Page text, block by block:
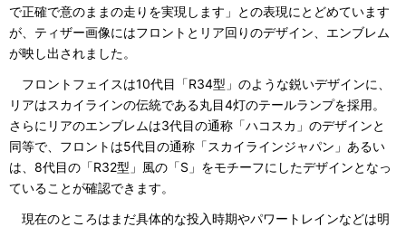
で正確で意のままの走りを実現します」との表現にとどめています
が、ティザー画像にはフロントとリア回りのデザイン、エンブレム
が映し出されました。
フロントフェイスは10代目「R34型」のような鋭いデザインに、
リアはスカイラインの伝統である丸目4灯のテールランプを採用。
さらにリアのエンブレムは3代目の通称「ハコスカ」のデザインと
同等で、フロントは5代目の通称「スカイラインジャパン」あるい
は、8代目の「R32型」風の「S」をモチーフにしたデザインとなっ
ていることが確認できます。
現在のところはまだ具体的な投入時期やパワートレインなどは明